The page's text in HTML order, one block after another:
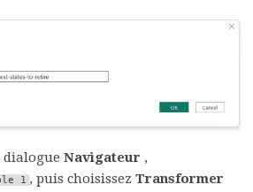
dialogue Navigateur ,
1 , puis choisissez Transformer